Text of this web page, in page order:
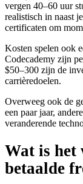
vergen 40–60 uur
realistisch in naast
certificaten om
Kosten spelen ook
Codecademy zijn
$50–300 zijn de
carrièredoelen.
Overweeg ook de
een paar jaar,
veranderende
Wat is het
betaalde